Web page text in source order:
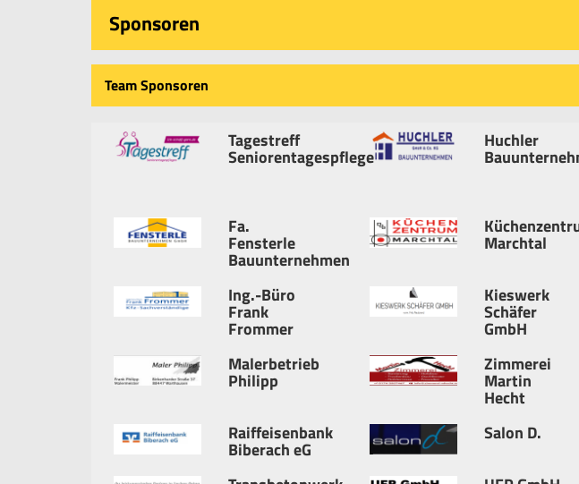
Sponsoren
Team Sponsoren
Tagestreff
Seniorentagespflege
Huchler
Fa.
Fensterle
Bauunternehmen
Marchtal
Ing.-Büro
Frank
Frommer
Kieswerk
Schäfer
GmbH
Malerbetrieb
Philipp
Zimmerei
Martin
Hecht
Raiffeisenbank
Biberach eG
Salon D.